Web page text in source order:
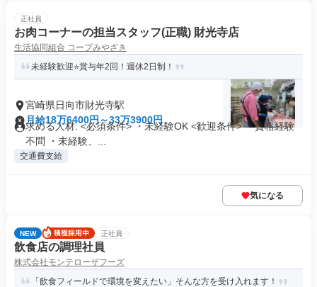
正社員
お肉コーナーの担当スタッフ(正職) 財光寺店
生活協同組合 コープみやざき
未経験歓迎⭐️賞与年2回！週休2日制！
宮崎県日向市財光寺駅
月給18万6400円～33万3900円
求める人材: <必須条件> ・未経験OK <歓迎条件> ・資格経験
不問 ・未経験、...
交通費支給
気になる
NEW 正社員
飲食店の調理社員
株式会社モンテローザフーズ
「飲食フィールドで環境を変えたい」そんな方を受け入れます！